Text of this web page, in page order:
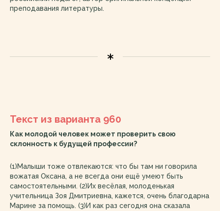
преподавания литературы.
Текст из варианта 960
Как молодой человек может проверить свою
склонность к будущей профессии?
(1)Малыши тоже отвлекаются: что бы там ни говорила
вожатая Оксана, а не всегда они ещё умеют быть
самостоятельными. (2)Их весёлая, молоденькая
учительница Зоя Дмитриевна, кажется, очень благодарна
Марине за помощь. (3)И как раз сегодня она сказала